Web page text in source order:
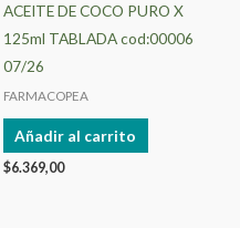
ACEITE DE COCO PURO X
125ml TABLADA cod:00006
07/26
FARMACOPEA
Añadir al carrito
$6.369,00